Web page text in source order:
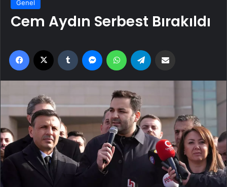
Genel
Cem Aydın Serbest Bırakıldı
Facebook Tumblr MessengerWhatsApp